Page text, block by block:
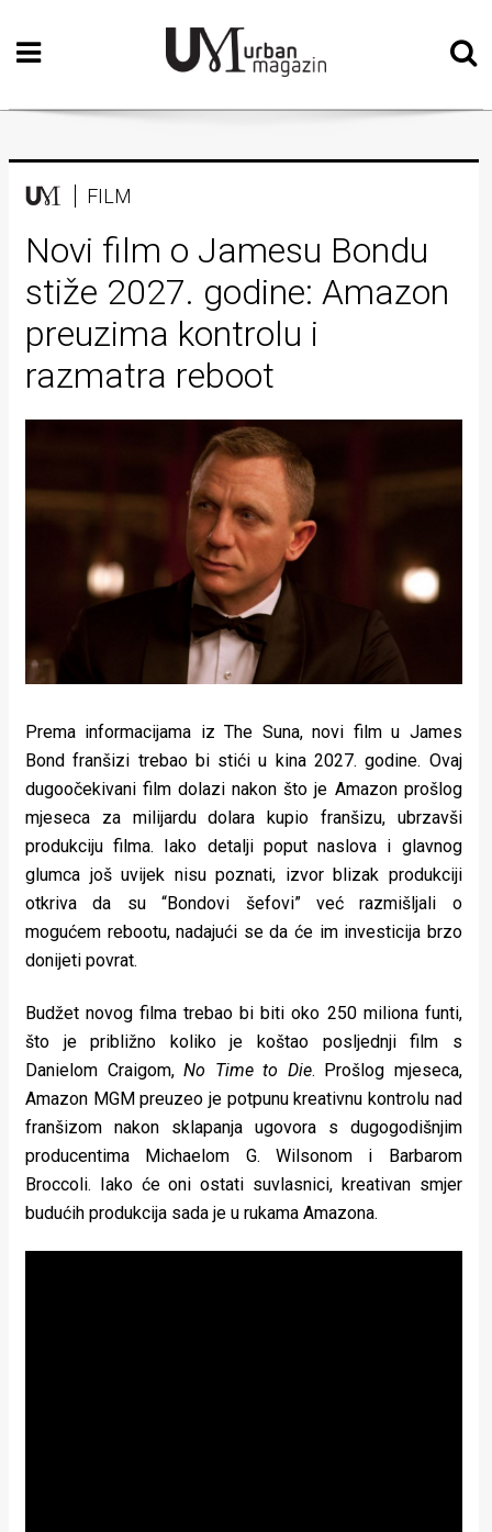
Početna
Vizualne
Teatar
Književnost
Muzika
Film
Intervju
Kolumne
Lifestyle
Beauty
Fashion
Za
stolom
Život
u
pokretu
Ideje
koje
rade
Urban
Places
Aktivizam
Aktuelnosti
Promo
FILM
Novi film o Jamesu Bondu
stiže 2027. godine: Amazon
preuzima kontrolu i
razmatra reboot
Prema informacijama iz The Suna, novi film u James
Bond franšizi trebao bi stići u kina 2027. godine. Ovaj
dugoočekivani film dolazi nakon što je Amazon prošlog
mjeseca za milijardu dolara kupio franšizu, ubrzavši
produkciju filma. Iako detalji poput naslova i glavnog
glumca još uvijek nisu poznati, izvor blizak produkciji
otkriva da su “Bondovi šefovi” već razmišljali o
mogućem rebootu, nadajući se da će im investicija brzo
donijeti povrat.
Budžet novog filma trebao bi biti oko 250 miliona funti,
što je približno koliko je koštao posljednji film s
Danielom Craigom,No Time to Die. Prošlog mjeseca,
Amazon MGM preuzeo je potpunu kreativnu kontrolu nad
franšizom nakon sklapanja ugovora s dugogodišnjim
producentima Michaelom G. Wilsonom i Barbarom
Broccoli. Iako će oni ostati suvlasnici, kreativan smjer
budućih produkcija sada je u rukama Amazona.